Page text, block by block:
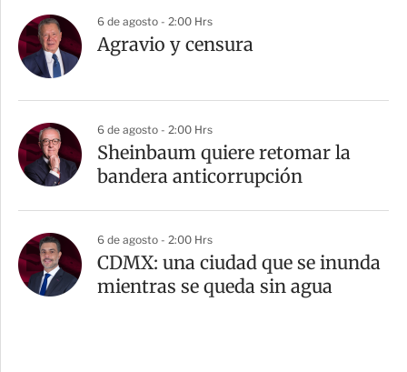
6 de agosto - 2:00 Hrs
Agravio y censura
6 de agosto - 2:00 Hrs
Sheinbaum quiere retomar la
bandera anticorrupción
6 de agosto - 2:00 Hrs
CDMX: una ciudad que se inunda
mientras se queda sin agua